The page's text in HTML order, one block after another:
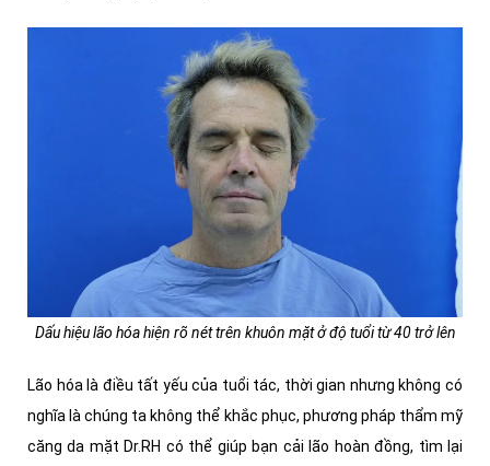
Dấu hiệu lão hóa hiện rõ nét trên khuôn mặt ở độ tuổi từ 40 trở lên
Lão hóa là điều tất yếu của tuổi tác, thời gian nhưng không có
nghĩa là chúng ta không thể khắc phục, phương pháp thẩm mỹ
căng da mặt Dr.RH có thể giúp bạn cải lão hoàn đồng, tìm lại